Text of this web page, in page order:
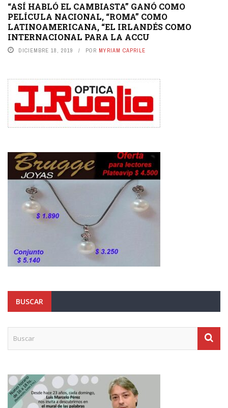
“ASÍ HABLÓ EL CAMBIASTA” GANÓ COMO
PELÍCULA NACIONAL, “ROMA” COMO
LATINOAMERICANA, “EL IRLANDÉS COMO
INTERNACIONAL PARA LA ACCU
DICIEMBRE 18, 2019 POR MYRIAM CAPRILE
BUSCAR